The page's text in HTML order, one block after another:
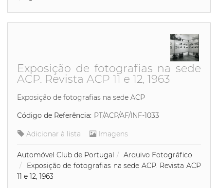
Exposição de fotografias na sede
ACP. Revista ACP 11 e 12, 1963
Exposição de fotografias na sede ACP
Código de Referência: PT/ACP/AF/INF-1033
Adicionar à lista Imagens
Automóvel Club de Portugal
Arquivo Fotográfico
Exposição de fotografias na sede ACP. Revista ACP
11 e 12, 1963